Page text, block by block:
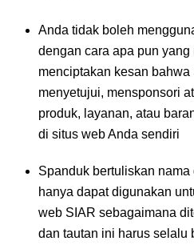
Anda tidak boleh
dengan cara apa pun
menciptakan kesan
menyetujui, mensponsori
produk, layanan, atau
di situs web Anda sendiri
Spanduk bertuliskan
hanya dapat digunakan
web SIAR sebagaimana
dan tautan ini harus selalu